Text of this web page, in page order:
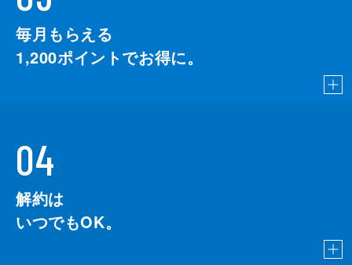
毎月もらえる
1,200ポイントでお得に。
04
解約は
いつでもOK。